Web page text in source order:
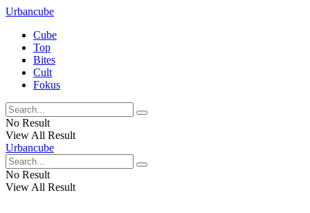
Urbancube
Cube
Top
Bites
Cult
Fokus
No Result
View All Result
Urbancube
No Result
View All Result